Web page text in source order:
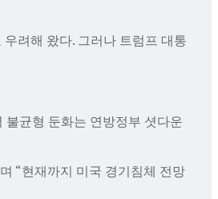
려해 왔다. 그러나 트럼프 대통
균형 둔화는 연방정부 셧다운
“현재까지 미국 경기침체 전망